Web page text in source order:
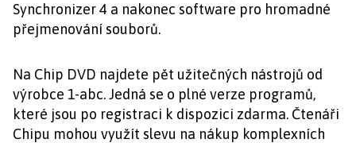
Synchronizer 4 a nakonec software pro hromadné
přejmenování souborů.
Na Chip DVD najdete pět užitečných nástrojů od
výrobce 1-abc. Jedná se o plné verze programů,
které jsou po registraci k dispozici zdarma. Čtenáři
Chipu mohou využít slevu na nákup komplexních